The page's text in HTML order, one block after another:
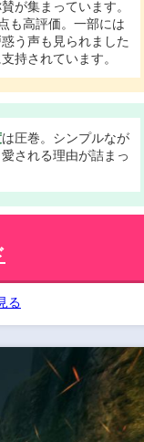
が集まっています。
も高評価。一部には
う声も見られました
持されています。
は圧巻。シンプルなが
される理由が詰まっ
る